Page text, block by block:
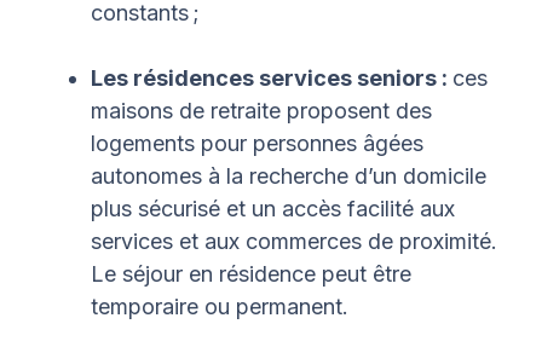
constants ;
Les résidences services seniors : ces
maisons de retraite proposent des
logements pour personnes âgées
autonomes à la recherche d’un domicile
plus sécurisé et un accès facilité aux
services et aux commerces de proximité.
Le séjour en résidence peut être
temporaire ou permanent.